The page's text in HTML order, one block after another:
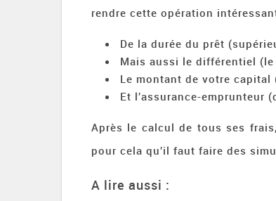
rendre cette opération
De la durée du prêt
Mais aussi le différentiel
Le montant de votre
Et l’assurance-emprunteur
Après le calcul de tous ses
pour cela qu’il faut faire des
A lire aussi :